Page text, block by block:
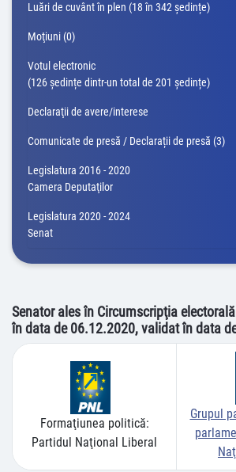
Luări de cuvânt în plen (18 în 342 ședințe)
Moţiuni (0)
Votul electronic
(126 ședințe dintr-un total de 201 ședințe)
Declaraţii de avere/interese
Comunicate de presă / Declarații de presă (3)
Legislatura 2016 - 2020
Camera Deputaţilor
Legislatura 2020 - 2024
Senat
Senator ales în Circumscripţia
în data de 06.12.2020, validat în data
Formaţiunea politică:
Partidul Naţional Liberal
Grupul